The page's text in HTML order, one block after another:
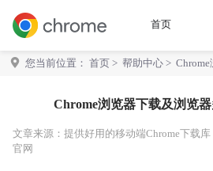
首页
您当前位置： 首页 > 帮助中心 > Chrome浏览器下载及浏览器多设备
Chrome浏览器下载及浏览
文章来源： 提供好用的移动端Chrome下载库
官网